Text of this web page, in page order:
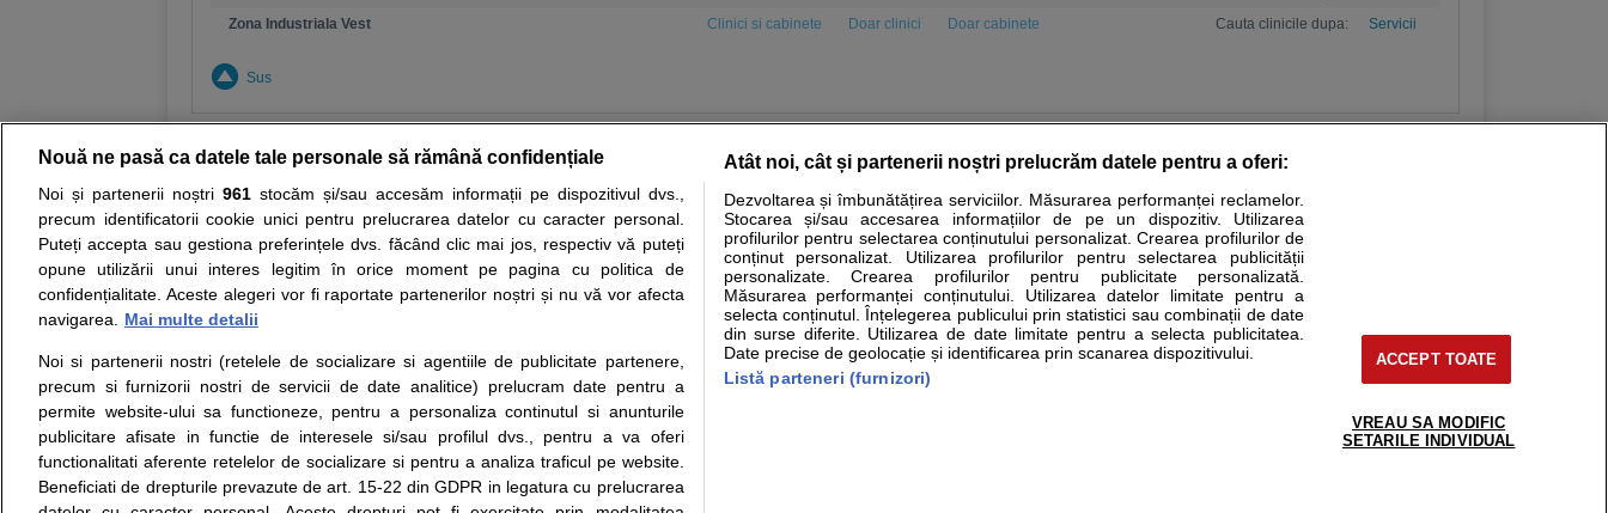
Zona Industriala Vest
Clinici si cabinete Doar clinici Doar cabinete Servicii
Cauta clinicile dupa:
Sus
Resurse: Autoevaluare simptome Interpretare analize Specialitati medicale Boli si afectiuni Calculatoare Stiri medicale
Opiniile avizate ale medicilor, sfaturile si orice alte informatii despre sanatate disponibile pe sfatulmedicului.ro au scop informativ si educational. Ele nu pot substitui consultul medical direct si
nici diagnosticul stabilit in urma investigatiilor si analizelor medicale. Va sfatuim, ca pe langa informatia primita pe sfatulmedicului.ro sa consultati fie medicul Dvs., fie unul dintre medicii pe care
ii punem la dispozitie pentru programare in sistemul de programari la medic Clickmed.
Despre noi
Despre noi
Contact
Intrebari frecvente
Consultanti
medicali
Legal
Termeni si conditii
Politica de
confidentialitate
Politica de cookie
Modifica Setarile Cookie
Drepturile consumatorului
Protectia consumatorilor - ANPC
Solutionarea Alternativa a
Litigiilor
Info consumator: 0800.080.999
Formulare europene - CNAS
Parteneri
support@sfatulmedicului.ro
Nouă ne pasă ca datele tale personale să rămână confidențiale
Noi și partenerii noștri 961stocăm și/sau accesăm informații pe dispozitivul dvs.,
precum identificatorii cookie unici pentru prelucrarea datelor cu caracter personal.
Puteți accepta sau gestiona preferințele dvs. făcând clic mai jos, respectiv vă puteți
opune utilizării unui interes legitim în orice moment pe pagina cu politica de
confidențialitate. Aceste alegeri vor fi raportate partenerilor noștri și nu vă vor afecta
navigarea.
Mai multe detalii
Noi si partenerii nostri (retelele de socializare si agentiile de publicitate partenere,
precum si furnizorii nostri de servicii de date analitice) prelucram date pentru a
permite website-ului sa functioneze, pentru a personaliza continutul si anunturile
publicitare afisate in functie de interesele si/sau profilul dvs., pentru a va oferi
functionalitati aferente retelelor de socializare si pentru a analiza traficul pe website.
Beneficiati de drepturile prevazute de art. 15-22 din GDPR in legatura cu prelucrarea
Atât noi, cât și partenerii noștri prelucrăm datele pentru a oferi:
Dezvoltarea și îmbunătățirea serviciilor. Măsurarea performanței reclamelor.
Stocarea și/sau accesarea informațiilor de pe un dispozitiv. Utilizarea
profilurilor pentru selectarea conținutului personalizat. Crearea profilurilor de
conținut personalizat. Utilizarea profilurilor pentru selectarea publicității
personalizate. Crearea profilurilor pentru publicitate personalizată.
Măsurarea performanței conținutului. Utilizarea datelor limitate pentru a
selecta conținutul. Înțelegerea publicului prin statistici sau combinații de date
din surse diferite. Utilizarea de date limitate pentru a selecta publicitatea.
Date precise de geolocație și identificarea prin scanarea dispozitivului.
Listă parteneri (furnizori)
ACCEPT TOATE
VREAU SA MODIFIC
SETARILE INDIVIDUAL